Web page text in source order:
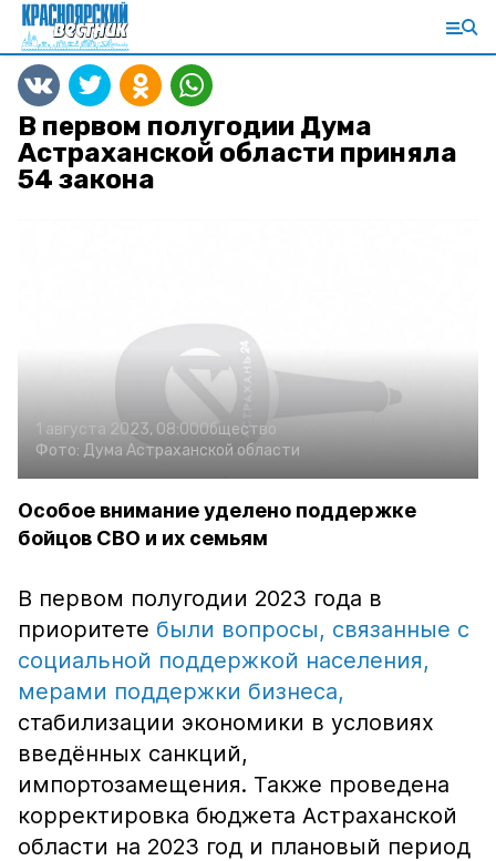
В первом полугодии Дума
Астраханской области приняла
54 закона
1 августа 2023, 08:00Общество
Фото: Дума Астраханской области
Особое внимание уделено поддержке
бойцов СВО и их семьям
В первом полугодии 2023 года в
приоритете были вопросы, связанные с
социальной поддержкой населения,
мерами поддержки бизнеса,
стабилизации экономики в условиях
введённых санкций,
импортозамещения. Также проведена
корректировка бюджета Астраханской
области на 2023 год и плановый период